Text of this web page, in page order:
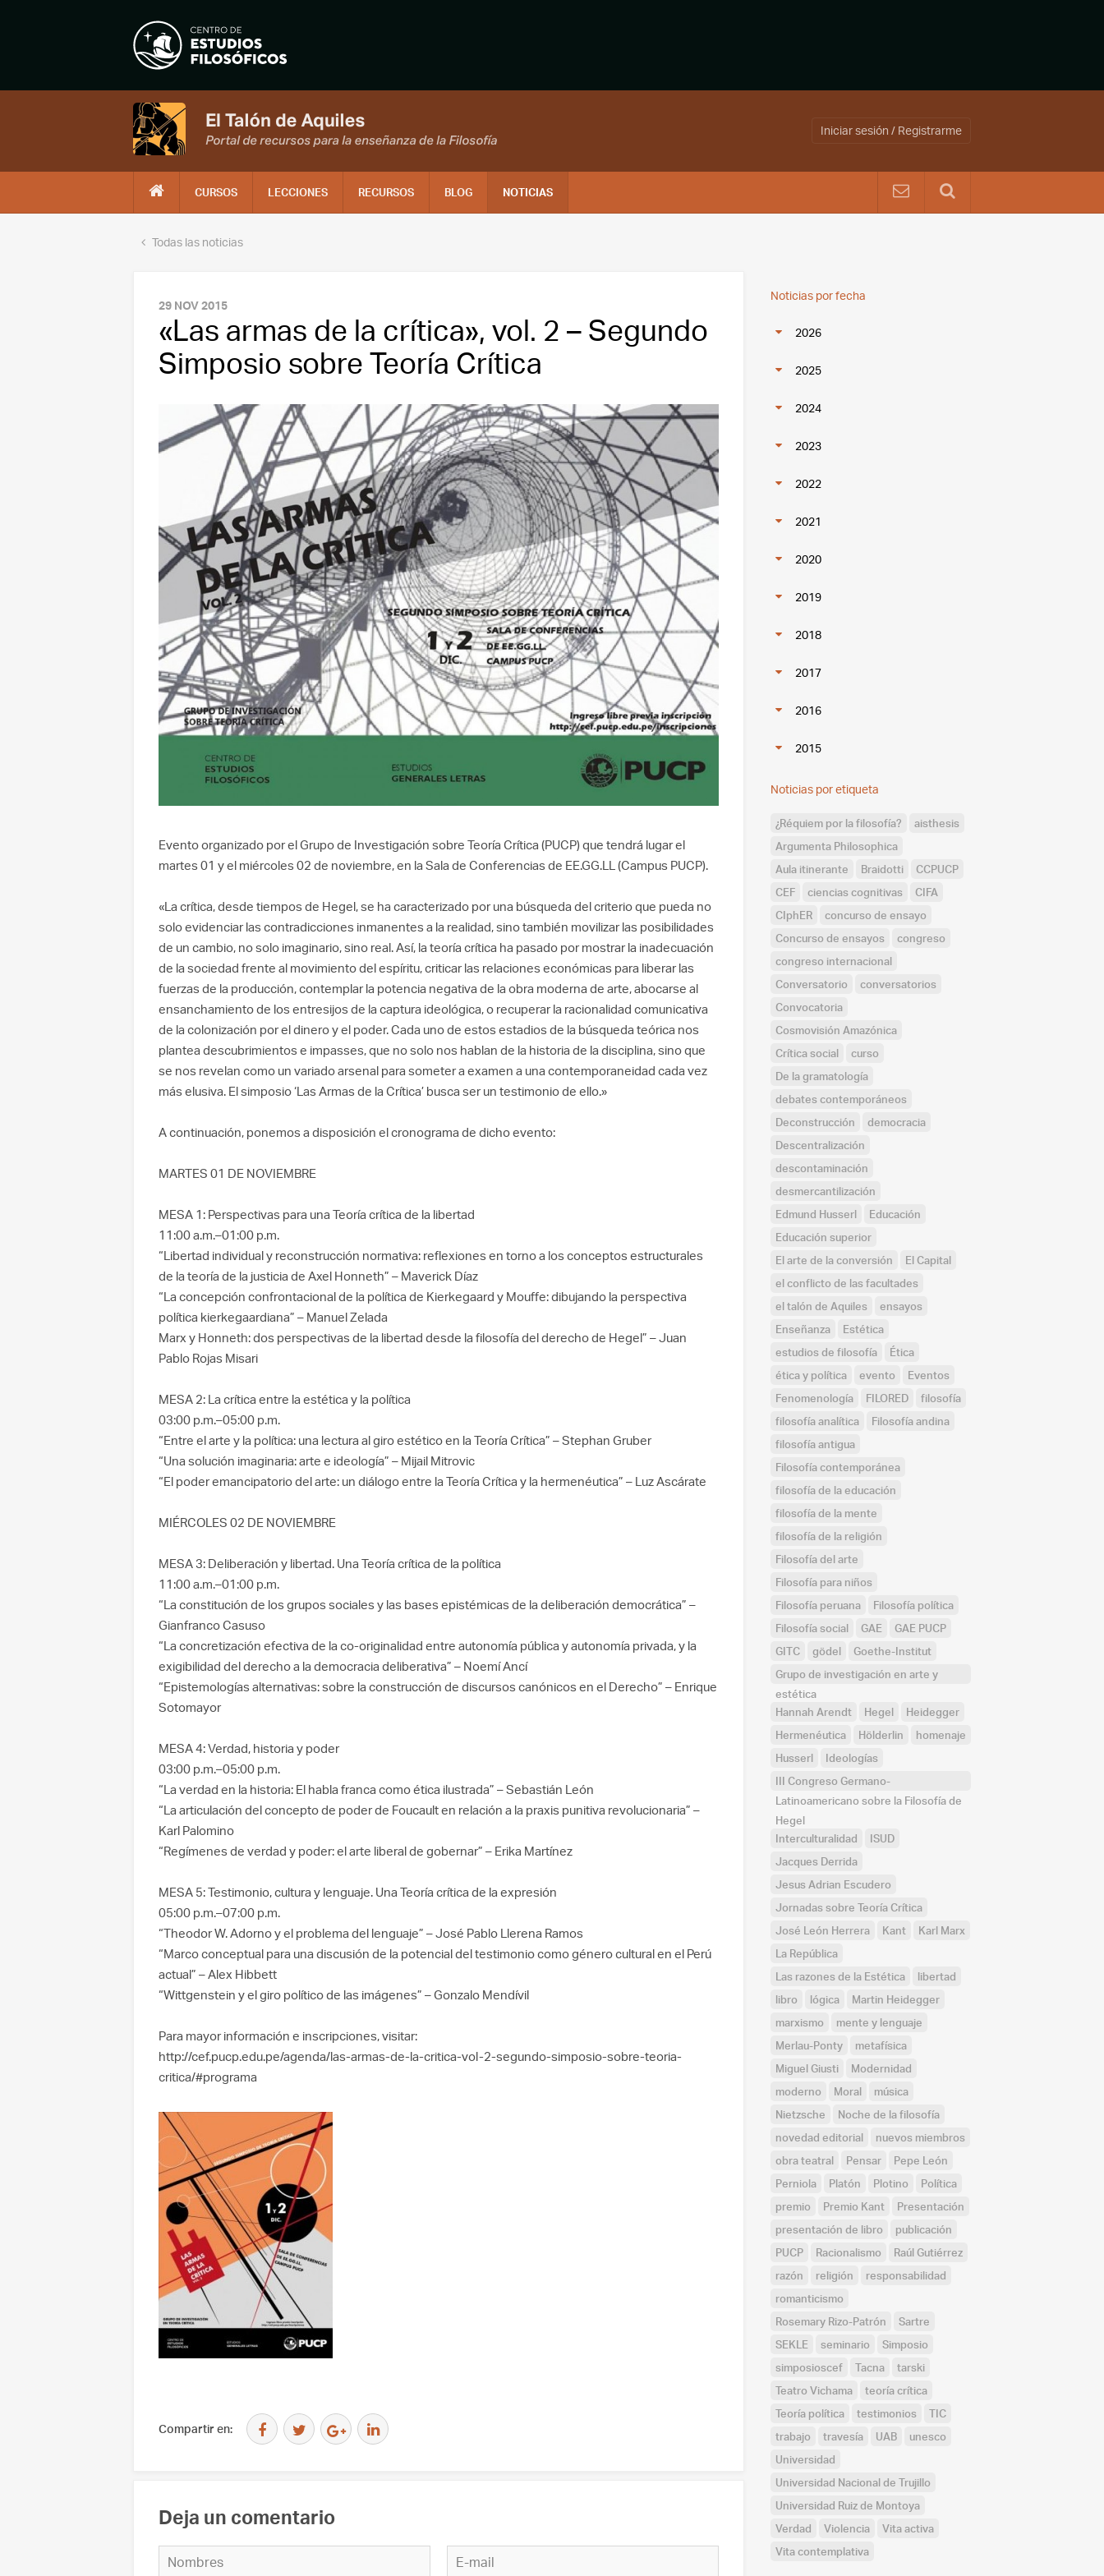
Iniciar sesión / Registrarme
CURSOS LECCIONES RECURSOS BLOG NOTICIAS
Todas las noticias
29 NOV 2015
«Las armas de la crítica», vol. 2 – Segundo
Simposio sobre Teoría Crítica
Evento organizado por el Grupo de Investigación sobre Teoría Crítica (PUCP) que tendrá lugar el
martes 01 y el miércoles 02 de noviembre, en la Sala de Conferencias de EE.GG.LL (Campus PUCP).
«La crítica, desde tiempos de Hegel, se ha caracterizado por una búsqueda del criterio que pueda no
solo evidenciar las contradicciones inmanentes a la realidad, sino también movilizar las posibilidades
de un cambio, no solo imaginario, sino real. Así, la teoría crítica ha pasado por mostrar la inadecuación
de la sociedad frente al movimiento del espíritu, criticar las relaciones económicas para liberar las
fuerzas de la producción, contemplar la potencia negativa de la obra moderna de arte, abocarse al
ensanchamiento de los entresijos de la captura ideológica, o recuperar la racionalidad comunicativa
de la colonización por el dinero y el poder. Cada uno de estos estadios de la búsqueda teórica nos
plantea descubrimientos e impasses, que no solo nos hablan de la historia de la disciplina, sino que
se nos revelan como un variado arsenal para someter a examen a una contemporaneidad cada vez
más elusiva. El simposio ‘Las Armas de la Crítica’ busca ser un testimonio de ello.»
A continuación, ponemos a disposición el cronograma de dicho evento:
MARTES 01 DE NOVIEMBRE
MESA 1: Perspectivas para una Teoría crítica de la libertad
11:00 a.m.–01:00 p.m.
“Libertad individual y reconstrucción normativa: reflexiones en torno a los conceptos estructurales
de la teoría de la justicia de Axel Honneth” – Maverick Díaz
“La concepción confrontacional de la política de Kierkegaard y Mouffe: dibujando la perspectiva
política kierkegaardiana” – Manuel Zelada
Marx y Honneth: dos perspectivas de la libertad desde la filosofía del derecho de Hegel” – Juan
Pablo Rojas Misari
MESA 2: La crítica entre la estética y la política
03:00 p.m.–05:00 p.m.
“Entre el arte y la política: una lectura al giro estético en la Teoría Crítica” – Stephan Gruber
“Una solución imaginaria: arte e ideología” – Mijail Mitrovic
“El poder emancipatorio del arte: un diálogo entre la Teoría Crítica y la hermenéutica” – Luz Ascárate
MIÉRCOLES 02 DE NOVIEMBRE
MESA 3: Deliberación y libertad. Una Teoría crítica de la política
11:00 a.m.–01:00 p.m.
“La constitución de los grupos sociales y las bases epistémicas de la deliberación democrática” –
Gianfranco Casuso
“La concretización efectiva de la co-originalidad entre autonomía pública y autonomía privada, y la
exigibilidad del derecho a la democracia deliberativa” – Noemí Ancí
“Epistemologías alternativas: sobre la construcción de discursos canónicos en el Derecho” – Enrique
Sotomayor
MESA 4: Verdad, historia y poder
03:00 p.m.–05:00 p.m.
“La verdad en la historia: El habla franca como ética ilustrada” – Sebastián León
“La articulación del concepto de poder de Foucault en relación a la praxis punitiva revolucionaria” –
Karl Palomino
“Regímenes de verdad y poder: el arte liberal de gobernar” – Erika Martínez
MESA 5: Testimonio, cultura y lenguaje. Una Teoría crítica de la expresión
05:00 p.m.–07:00 p.m.
“Theodor W. Adorno y el problema del lenguaje” – José Pablo Llerena Ramos
“Marco conceptual para una discusión de la potencial del testimonio como género cultural en el Perú
actual” – Alex Hibbett
“Wittgenstein y el giro político de las imágenes” – Gonzalo Mendívil
Para mayor información e inscripciones, visitar:
http://cef.pucp.edu.pe/agenda/las-armas-de-la-critica-vol-2-segundo-simposio-sobre-teoria-
critica/#programa
Compartir en:
Deja un comentario
Noticias por fecha
2026
2025
2024
2023
2022
2021
2020
2019
2018
2017
2016
2015
Noticias por etiqueta
¿Réquiem por la filosofía?
aisthesis
Argumenta Philosophica
Aula itinerante
Braidotti
CCPUCP
CEF
ciencias cognitivas
CIFA
CIphER
concurso de ensayo
Concurso de ensayos
congreso
congreso internacional
Conversatorio
conversatorios
Convocatoria
Cosmovisión Amazónica
Crítica social
curso
De la gramatología
debates contemporáneos
Deconstrucción
democracia
Descentralización
descontaminación
desmercantilización
Edmund Husserl
Educación
Educación superior
El arte de la conversión
El Capital
el conflicto de las facultades
el talón de Aquiles
ensayos
Enseñanza
Estética
estudios de filosofía
Ética
ética y política
evento
Eventos
Fenomenología
FILORED
filosofía
filosofía analítica
Filosofía andina
filosofía antigua
Filosofía contemporánea
filosofía de la educación
filosofía de la mente
filosofía de la religión
Filosofía del arte
Filosofía para niños
Filosofía peruana
Filosofía política
Filosofía social
GAE
GAE PUCP
GITC
gödel
Goethe-Institut
Grupo de investigación en arte y
estética
Hannah Arendt
Hegel
Heidegger
Hermenéutica
Hölderlin
homenaje
Husserl
Ideologías
III Congreso Germano-
Latinoamericano sobre la Filosofía de
Hegel
Interculturalidad
ISUD
Jacques Derrida
Jesus Adrian Escudero
Jornadas sobre Teoría Crítica
José León Herrera
Kant
Karl Marx
La República
Las razones de la Estética
libertad
libro
lógica
Martin Heidegger
marxismo
mente y lenguaje
Merlau-Ponty
metafísica
Miguel Giusti
Modernidad
moderno
Moral
música
Nietzsche
Noche de la filosofía
novedad editorial
nuevos miembros
obra teatral
Pensar
Pepe León
Perniola
Platón Plotino
Política
premio
Premio Kant
Presentación
presentación de libro
publicación
PUCP
Racionalismo
Raúl Gutiérrez
razón
religión
responsabilidad
romanticismo
Rosemary Rizo-Patrón
Sartre
SEKLE
seminario
Simposio
simposioscef
Tacna
tarski
Teatro Vichama
teoría crítica
Teoría política
testimonios
TIC
trabajo
travesía UAB
unesco
Universidad
Universidad Nacional de Trujillo
Universidad Ruiz de Montoya
Verdad
Violencia
Vita activa
Vita contemplativa